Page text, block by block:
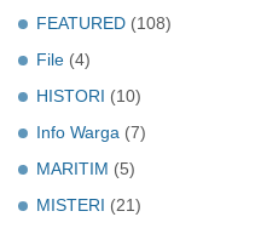
FEATURED (108)
File (4)
HISTORI (10)
Info Warga (7)
MARITIM (5)
MISTERI (21)